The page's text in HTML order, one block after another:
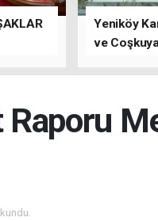
Yeniköy
ve
Raporu